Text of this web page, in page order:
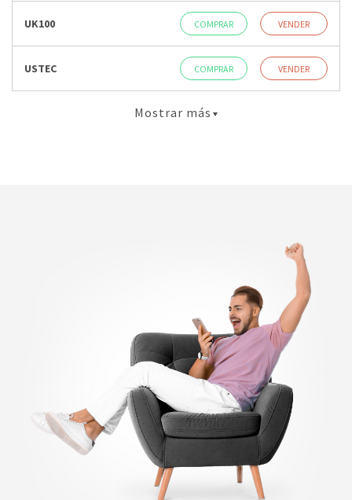
UK100 COMPRAR VENDER
USTEC COMPRAR VENDER
Mostrar más